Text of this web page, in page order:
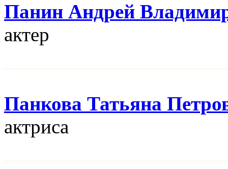
Панин Андрей
актер
Панкова Татьяна
актриса